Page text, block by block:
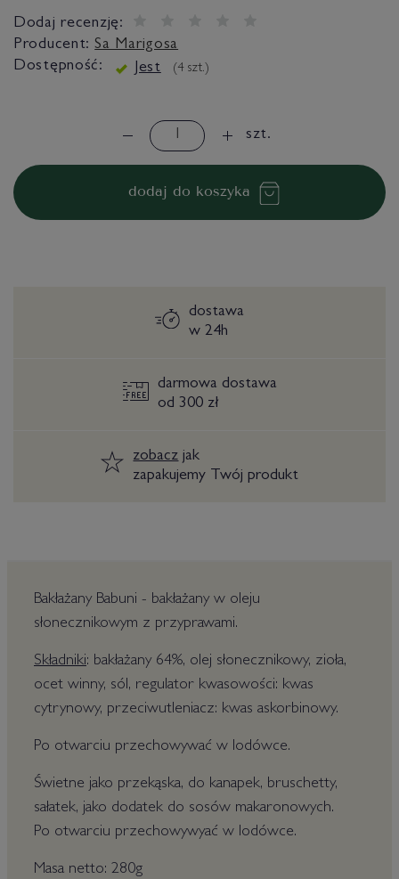
Dodaj recenzję:
Producent: Sa Marigosa
Dostępność:
Jest ( 4szt.)
szt.
dodaj do koszyka
dostawa
w 24h
darmowa dostawa
od 300 zł
zobaczjak
zapakujemy Twój produkt
Bakłażany Babuni - bakłażany w oleju
słonecznikowym z przyprawami.
Składniki: bakłażany 64%, olej słonecznikowy, zioła,
ocet winny, sól, regulator kwasowości: kwas
cytrynowy, przeciwutleniacz: kwas askorbinowy.
Po otwarciu przechowywać w lodówce.
Świetne jako przekąska, do kanapek, bruschetty,
sałatek, jako dodatek do sosów makaronowych.
Po otwarciu przechowywyać w lodówce.
Masa netto: 280g